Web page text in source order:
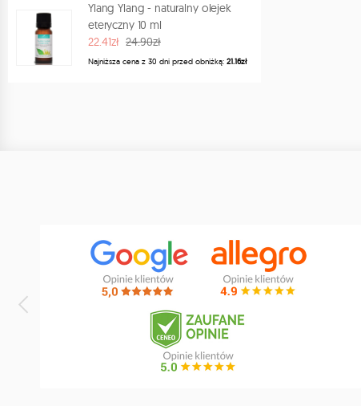
Ylang Ylang - naturalny olejek
eteryczny 10 ml
22.41zł 24.90zł
Najniższa cena z 30 dni przed obniżką: 21.16zł